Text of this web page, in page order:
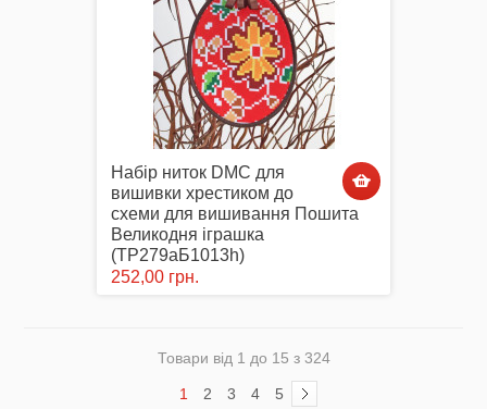
Набір ниток DMC для
вишивки хрестиком до
схеми для вишивання Пошита
Великодня іграшка
(ТР279аБ1013h)
252,00 грн.
Товари від 1 до 15 з 324
1 2 3 4 5